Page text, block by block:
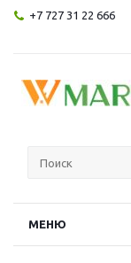
+7 727 31 22 666
МЕНЮ